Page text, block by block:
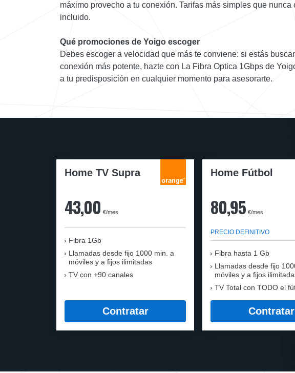
máximo provecho a tu conexión. Tarifas más simples que nunca
incluido.
Qué promociones de Yoigo escoger
Debes escoger a velocidad que más te conviene: si estás
conexión más potente, hazte con La Fibra Optica 1Gbps de
a tu predisposición en cualquier momento para asesorarte.
Home TV Supra
43,00 €/mes
Fibra 1Gb
Llamadas desde fijo 1000 min. a
móviles y a fijos ilimitadas
TV con +90 canales
Contratar
Home Fútbol
80,95 €/mes
PRECIO DEFINITIVO
Fibra hasta 1 Gb
Llamadas desde fijo
móviles y a fijos
TV Total con TODO el
Contratar